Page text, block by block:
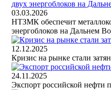
03.03.2026
НТЗМК обеспечит
энергоблоков на Дальнем
12.12.2025
Кризис на рынке стали
24.11.2025
Экспорт российской